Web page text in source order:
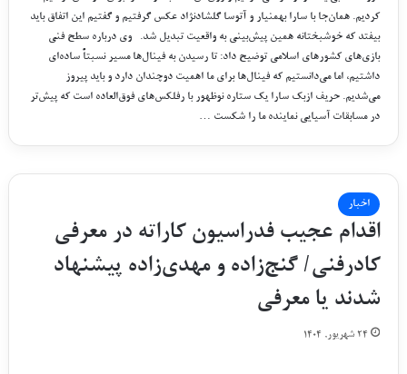
کردیم. همان‌جا با سارا بهمنیار و آتوسا گلشادنژاد عکس گرفتیم و گفتیم این اتفاق باید
بیفتد که خوشبختانه همین پیش‌بینی به واقعیت تبدیل شد. وی درباره سطح فنی
بازی‌های کشور‌های اسلامی توضیح داد: تا رسیدن به فینال‌ها مسیر نسبتاً ساده‌ای
داشتیم، اما می‌دانستیم که فینال‌ها برای ما اهمیت دوچندان دارد و باید پیروز
می‌شدیم. حریف ازبک سارا یک ستاره نوظهور با رفلکس‌های فوق‌العاده است که پیش‌تر
در مسابقات آسیایی نماینده ما را شکست …
اخبار
اقدام عجیب فدراسیون کاراته در معرفی
کادرفنی/ گنج‌زاده و مهدی‌زاده پیشنهاد
شدند یا معرفی
۲۴ شهریور, ۱۴۰۴